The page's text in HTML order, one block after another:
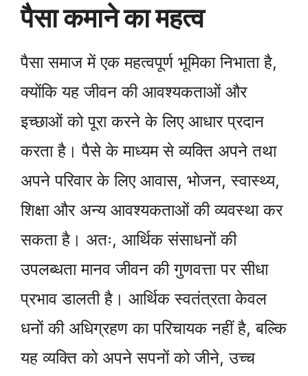
पैसा कमाने का महत्व
पैसा समाज में एक महत्वपूर्ण भूमिका निभाता है,
क्योंकि यह जीवन की आवश्यकताओं और
इच्छाओं को पूरा करने के लिए आधार प्रदान
करता है। पैसे के माध्यम से व्यक्ति अपने तथा
अपने परिवार के लिए आवास, भोजन, स्वास्थ्य,
शिक्षा और अन्य आवश्यकताओं की व्यवस्था कर
सकता है। अतः, आर्थिक संसाधनों की
उपलब्धता मानव जीवन की गुणवत्ता पर सीधा
प्रभाव डालती है। आर्थिक स्वतंत्रता केवल
धनों की अधिग्रहण का परिचायक नहीं है, बल्कि
यह व्यक्ति को अपने सपनों को जीने, उच्च